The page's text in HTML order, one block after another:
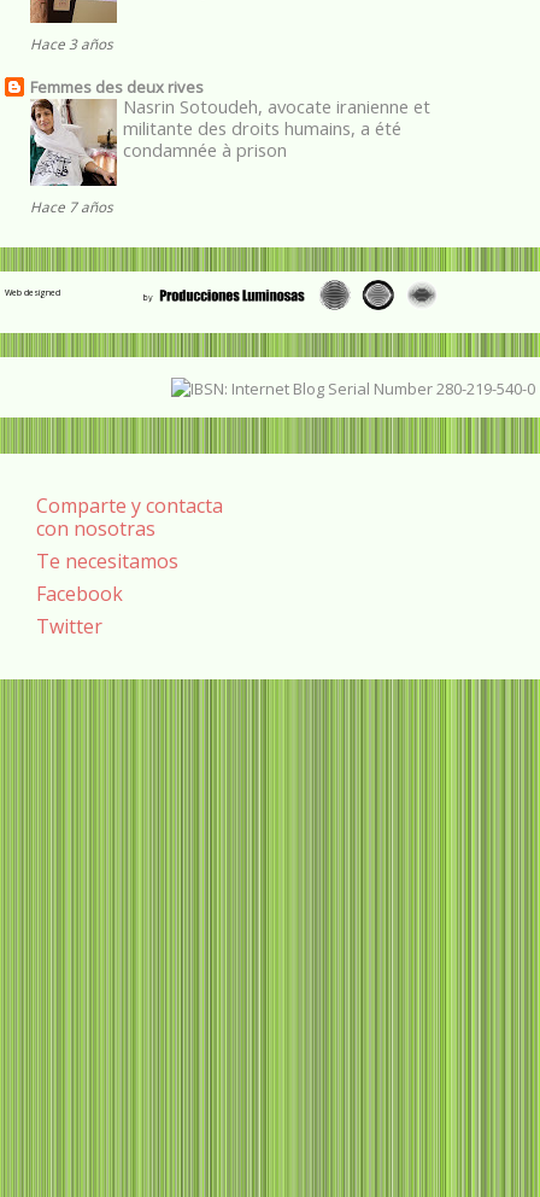
Hace 3 años
Femmes des deux rives
Nasrin Sotoudeh, avocate iranienne et
militante des droits humains, a été
condamnée à prison
Hace 7 años
Web designed
Comparte y contacta
con nosotras
Te necesitamos
Facebook
Twitter